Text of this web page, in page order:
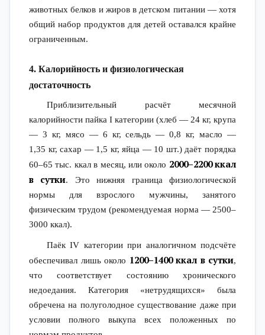
животных белков и жиров в детском питании — хотя
общий набор продуктов для детей оставался крайне
ограниченным.
4. Калорийность и физиологическая
достаточность
Приблизительный расчёт месячной
калорийности пайка I категории (хлеб — 24 кг, крупа
— 3 кг, мясо — 6 кг, сельдь — 0,8 кг, масло —
1,35 кг, сахар — 1,5 кг, яйца — 10 шт.) даёт порядка
60–65 тыс. ккал в месяц, или около 2000–2200 ккал
в сутки. Это нижняя граница физиологической
нормы для взрослого мужчины, занятого
физическим трудом (рекомендуемая норма — 2500–
3000 ккал).
Паёк IV категории при аналогичном подсчёте
обеспечивал лишь около 1200–1400 ккал в сутки,
что соответствует состоянию хронического
недоедания. Категория «нетрудящихся» была
обречена на полуголодное существование даже при
условии полного выкупа всех положенных по